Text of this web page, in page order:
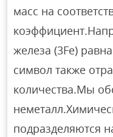
масс на
железа (3Fe)
символ также
количества.Мы
подразделяются